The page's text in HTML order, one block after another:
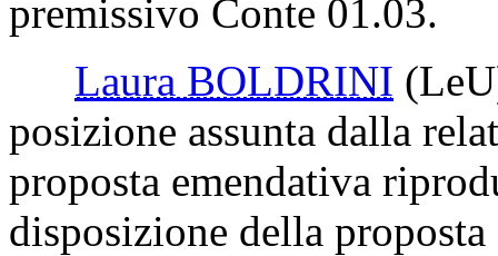
premissivo Conte 01.03.
Laura BOLDRINI
posizione assunta dalla
proposta emendativa
disposizione della